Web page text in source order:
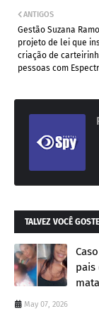
ANTIGOS
Gestão Suzana
projeto de lei que
criação de
pessoas com
TALVEZ VOCÊ
pais
May 07, 2026